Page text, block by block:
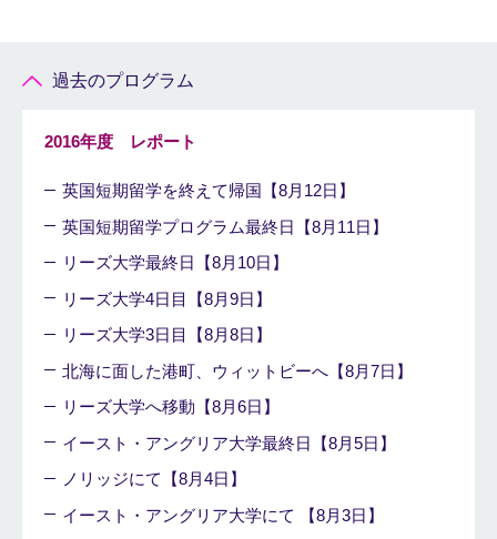
過去のプログラム
2016年度 レポート
英国短期留学を終えて帰国【8月12日】
英国短期留学プログラム最終日【8月11日】
リーズ大学最終日【8月10日】
リーズ大学4日目【8月9日】
リーズ大学3日目【8月8日】
北海に面した港町、ウィットビーへ【8月7日】
リーズ大学へ移動【8月6日】
イースト・アングリア大学最終日【8月5日】
ノリッジにて【8月4日】
イースト・アングリア大学にて 【8月3日】